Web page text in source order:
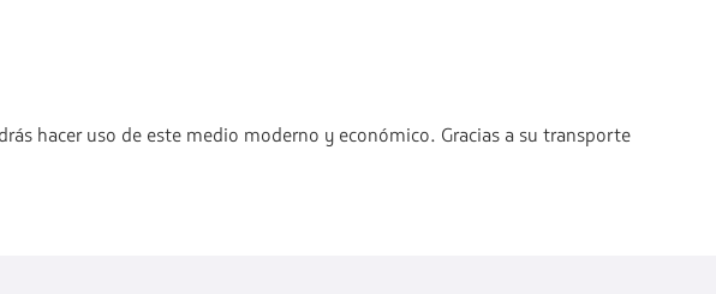
hacer uso de este medio moderno y económico. Gracias a su transporte